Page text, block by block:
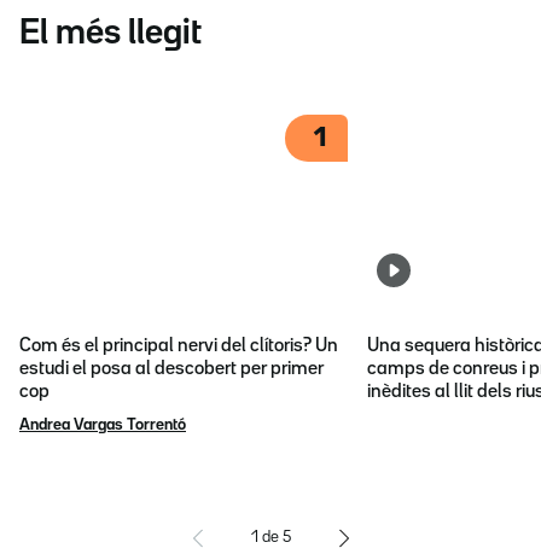
El més llegit
1
Com és el principal nervi del clítoris? Un
estudi el posa al descobert per primer
cop
Andrea Vargas Torrentó
Una sequera
camps de conreus i
inèdites al llit dels
1 de 5